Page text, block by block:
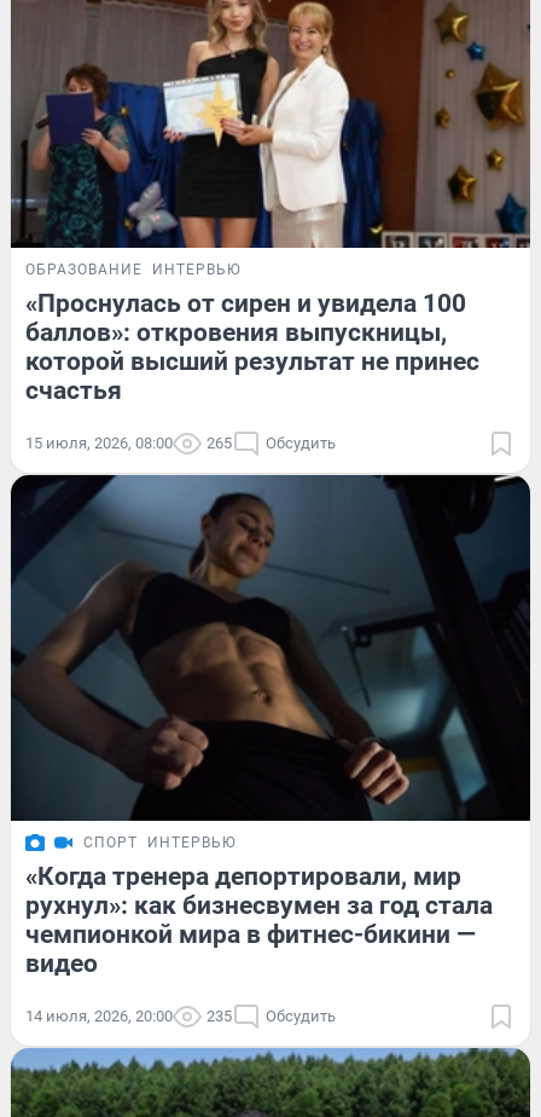
ОБРАЗОВАНИЕ ИНТЕРВЬЮ
«Проснулась от сирен и увидела 100
баллов»: откровения выпускницы,
которой высший результат не принес
счастья
15 июля, 2026, 08:00 265 Обсудить
СПОРТ ИНТЕРВЬЮ
«Когда тренера депортировали, мир
рухнул»: как бизнесвумен за год стала
чемпионкой мира в фитнес-бикини —
видео
14 июля, 2026, 20:00 235 Обсудить